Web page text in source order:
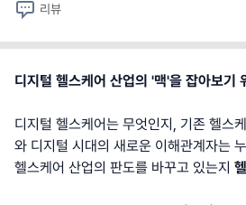
리뷰
디지털 헬스케어 산업의 '맥'을 잡아보기
디지털 헬스케어는 무엇인지, 기존 헬스
와 디지털 시대의 새로운 이해관계자는
헬스케어 산업의 판도를 바꾸고 있는지